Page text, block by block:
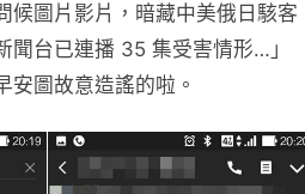
候圖片影片，暗藏中美俄日駭客
聞台已連播 35 集受害情形…」
安圖故意造謠的啦。